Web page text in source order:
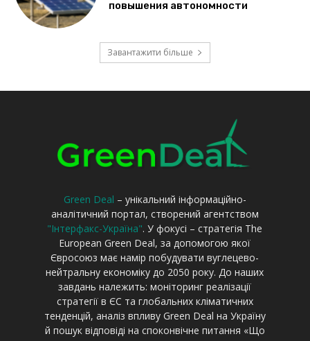
Green Deal – унікальний інформаційно-
аналітичний портал, створений агентством
"Інтерфакс-Україна". У фокусі – стратегія The
European Green Deal, за допомогою якої
Євросоюз має намір побудувати вуглецево-
нейтральну економіку до 2050 року. До наших
завдань належить: моніторинг реалізації
стратегії в ЄС та глобальних кліматичних
тенденцій, аналіз впливу Green Deal на Україну
й пошук відповіді на споконвічне питання «Що